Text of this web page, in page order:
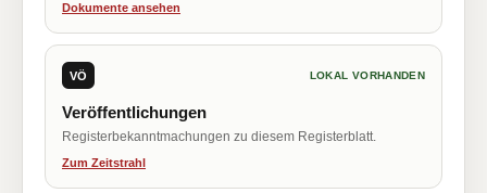
Dokumente ansehen
VÖ LOKAL VORHANDEN
Veröffentlichungen
Registerbekanntmachungen zu diesem Registerblatt.
Zum Zeitstrahl